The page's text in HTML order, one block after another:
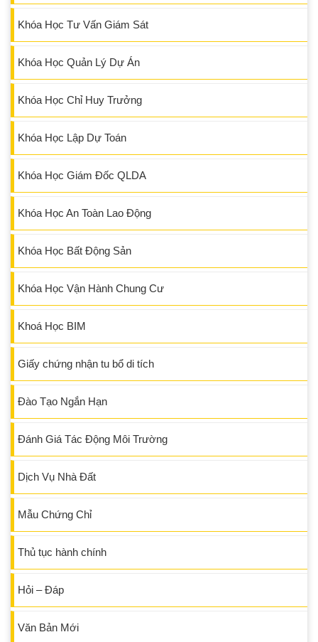
Khóa Học Tư Vấn Giám Sát
Khóa Học Quản Lý Dự Án
Khóa Học Chỉ Huy Trưởng
Khóa Học Lập Dự Toán
Khóa Học Giám Đốc QLDA
Khóa Học An Toàn Lao Động
Khóa Học Bất Động Sản
Khóa Học Vận Hành Chung Cư
Khoá Học BIM
Giấy chứng nhận tu bổ di tích
Đào Tạo Ngắn Hạn
Đánh Giá Tác Động Môi Trường
Dịch Vụ Nhà Đất
Mẫu Chứng Chỉ
Thủ tục hành chính
Hỏi – Đáp
Văn Bản Mới